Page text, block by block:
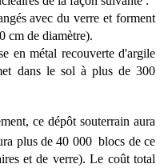
avec du verre et forment
cm de diamètre).
en métal recouverte d'argile
dans le sol à plus de 300
ce dépôt souterrain aura
plus de 40 000 blocs de ce
et de verre). Le coût total